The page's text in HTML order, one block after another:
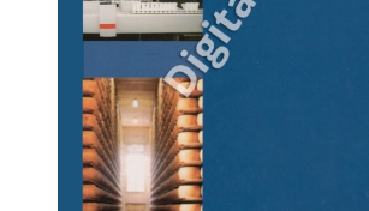
Kertészet - zöldség, gyümölcs
Mezőgazdasági gépesítés
Mezőgazdasági technológia